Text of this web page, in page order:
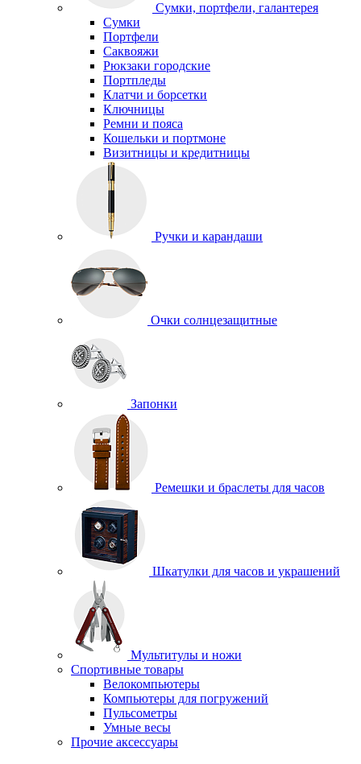
Сумки, портфели, галантерея
Сумки
Портфели
Саквояжи
Рюкзаки городские
Портпледы
Клатчи и борсетки
Ключницы
Ремни и пояса
Кошельки и портмоне
Визитницы и кредитницы
Ручки и карандаши
Очки солнцезащитные
Запонки
Ремешки и браслеты для часов
Шкатулки для часов и украшений
Мультитулы и ножи
Спортивные товары
Велокомпьютеры
Компьютеры для погружений
Пульсометры
Умные весы
Прочие аксессуары